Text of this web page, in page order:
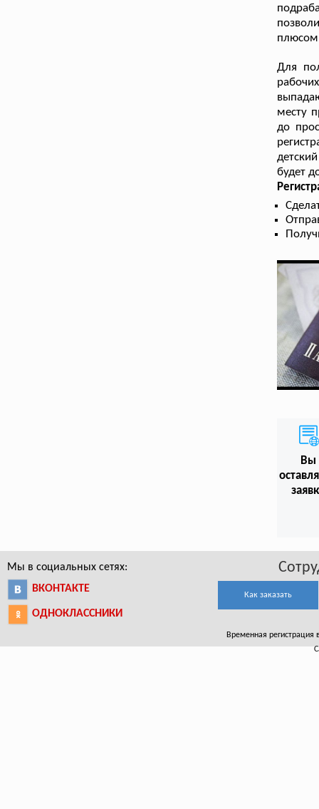
плюсом
Для
месту
до
будет
Вы
Мы в социальных сетях:
ВКОНТАКТЕ
ОДНОКЛАССНИКИ
Как заказать
Временная регистрация